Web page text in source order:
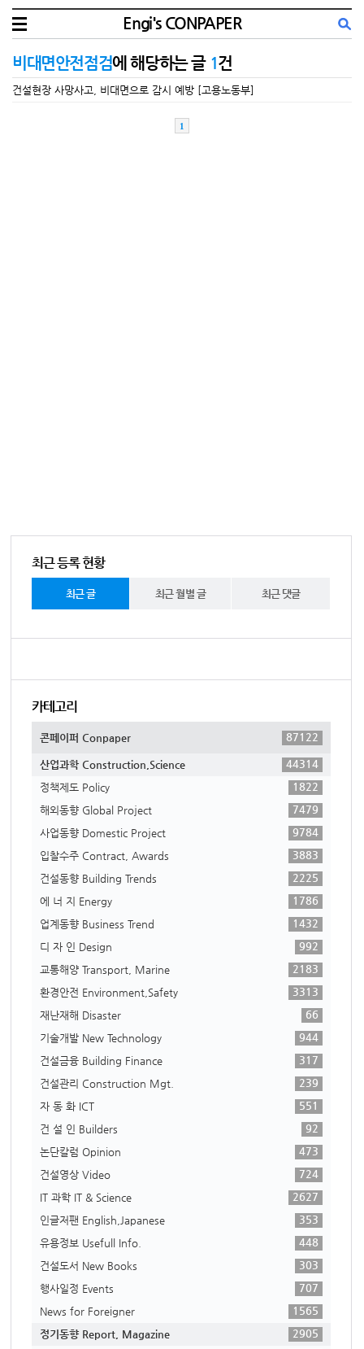
Engi's CONPAPER
비대면안전점검에 해당하는 글 1건
건설현장 사망사고, 비대면으로 감시 예방 [고용노동부]
1
최근 등록 현황
최근 글 최근 월별 글 최근 댓글
카테고리
콘페이퍼 Conpaper 87122
산업과학 Construction,Science
44314
정책제도 Policy
1822
해외동향 Global Project
7479
사업동향 Domestic Project
9784
입찰수주 Contract, Awards
3883
건설동향 Building Trends
2225
에 너 지 Energy
1786
업계동향 Business Trend
1432
디 자 인 Design
992
교통해양 Transport, Marine
2183
환경안전 Environment,Safety
3313
재난재해 Disaster
66
기술개발 New Technology
944
건설금융 Building Finance
317
건설관리 Construction Mgt.
239
자 동 화 ICT
551
건 설 인 Builders
92
논단칼럼 Opinion
473
건설영상 Video
724
IT 과학 IT & Science
2627
인글저팬 English,Japanese
353
유용정보 Usefull Info.
448
건설도서 New Books
303
행사일정 Events
707
News for Foreigner
1565
정기동향 Report, Magazine
2905